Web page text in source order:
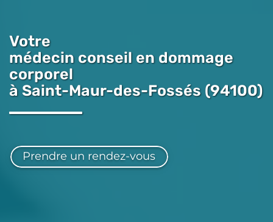
Votre
médecin conseil en dommage
corporel
à Saint-Maur-des-Fossés (94100)
Prendre un rendez-vous